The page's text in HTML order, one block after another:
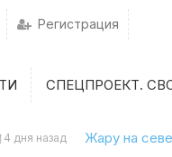
Регистрация
СПЕЦПРОЕКТ.
4 дня назад Жару на